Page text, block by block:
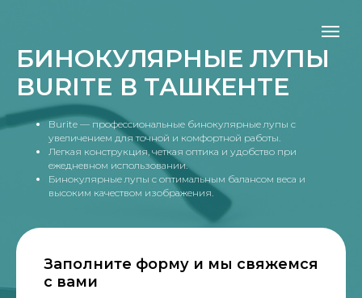
БИНОКУЛЯРНЫЕ ЛУПЫ
BURITE В ТАШКЕНТЕ
Burite — профессиональные бинокулярные лупы с
увеличением для точной и комфортной работы.
Легкая конструкция, четкая оптика и удобство при
ежедневном использовании.
Бинокулярные лупы с оптимальным балансом веса и
высоким качеством изображения.
Заполните форму и мы свяжемся
с вами